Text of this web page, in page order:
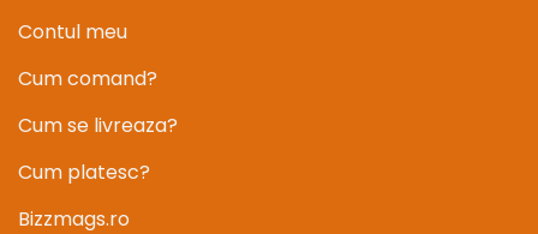
Contul meu
Cum comand?
Cum se livreaza?
Cum platesc?
Bizzmags.ro